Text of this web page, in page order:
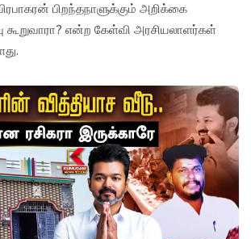
பிறந்தநாளுக்கும் அறிக்கை
கூறுவாரா? என்ற கேள்வி அரசியலாளர்கள்